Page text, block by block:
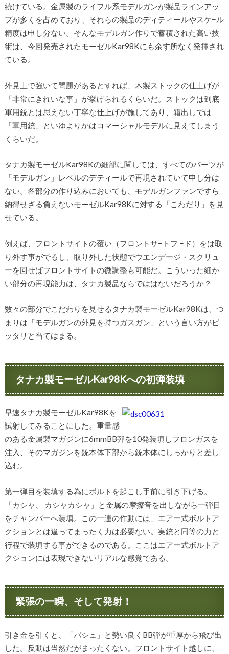
続けている。金属製のライフル系モデルガンが製品ラインアッ
プが多くを占めており、それらの製品のディティールやスケ−ル
精度は申し分ない。そんなモデルガン作りで蓄積された高い技
術は、今回発売されたモーゼルKar98Kにも余す所なく発揮され
ている。
外見上で強いて問題があるとすれば、木製ストックの仕上げが
「非常にきれいな事」が挙げられるくらいだ。ストックは到底
軍用銃とは思えない丁寧な仕上げが施してあり、箱出しでは
「軍用銃」といゆよりかはコマーシャルモデルに見えてしまう
くらいだ。
タナカ製モーゼルKar98Kの細部に関しては、すべてのパーツが
「モデルガン」レベルのデティールで再現されていて申し分は
ない。各部分の作り込みにおいても、モデルガンファンですら
納得せざる負えないモーゼルKar98Kに対する「こわだり」を見
せている。
例えば、フロントサイトの覆い（フロントサ−トフ −ド）をは取
り外す事がでるし、取り外した状態でウエンデージ・スクリュ
ーを回せばフロントサイトの微調整も可能だ。こういった細か
い部分の再現能力は、タナカ製品ならでははないだろうか？
数々の部分でこだわりを見せるタナカ製モーゼルKar98Kは、つ
まりは「モデルガンの外見を持つガスガン」という言い方がピ
ッタリと当てはまる。
タナカ製モーゼルKar98Kへの初弾装填
早速タナカ製モーゼルKar98Kを
試射してみることにした。重量感
のある金属製マガジンに6mmBB弾を10発装填しフロンガスを
注入、そのマガジンを銃本体下部から銃本体にしっかりと差し
込む。
第一弾目を装填する為にボルトを起こし手前に引き下げる。
「カシャ、 カシャカシャ」と金属の摩擦音を出しながら一弾目
をチャンバーへ装填。この一連の作動には、エアー式ボルトア
クションとは違ってまったく力は必要ない。実銃と同等の力と
行程で装填する事ができるのである。ここはエアー式ボルトア
クションには表現できないリアルな感覚である。
緊張の一瞬、そして発射！
引き金を引くと、「パシュ」と勢い良くBB弾が重厚から飛び出
した。反動は当然だがまったくない。フロントサイト越しに、